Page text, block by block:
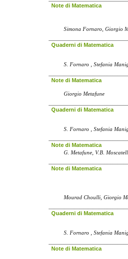
Note di Matematica
Simona Fornaro, Giorgio
Quaderni di Matematica
S. Fornaro , Stefania
Note di Matematica
Giorgio Metafune
Quaderni di Matematica
S. Fornaro , Stefania
Note di Matematica
G. Metafune, V.B.
Note di Matematica
Mourad Choulli, Giorgio
Quaderni di Matematica
S. Fornaro , Stefania
Note di Matematica